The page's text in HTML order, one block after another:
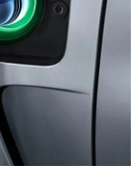
Darek演绎一场古筝